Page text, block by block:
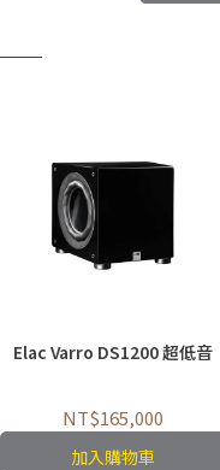
Elac Varro DS1200 超低音
NT$165,000
加入購物車